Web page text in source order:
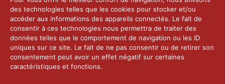
des technologies telles que les cookies pour stocker et/ou
accéder aux informations des appareils connectés. Le fait de
consentir à ces technologies nous permettra de traiter des
données telles que le comportement de navigation ou les ID
uniques sur ce site. Le fait de ne pas consentir ou de retirer son
consentement peut avoir un effet négatif sur certaines
caractéristiques et fonctions.
2025 – Palais Fédéral – Berne
25 juin 2026